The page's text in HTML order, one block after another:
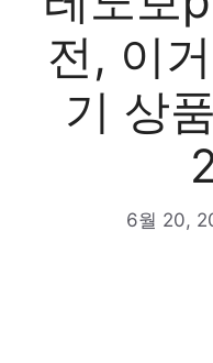
전, 이
기 상
6월 20,